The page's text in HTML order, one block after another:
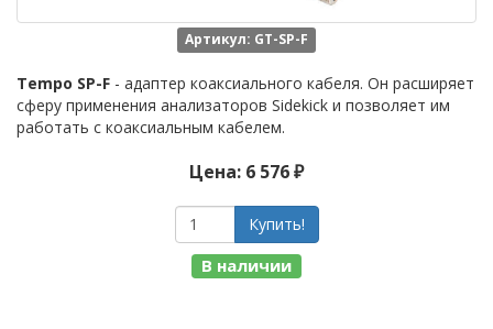
Артикул: GT-SP-F
Tempo SP-F - адаптер коаксиального кабеля. Он расширяет
сферу применения анализаторов Sidekick и позволяет им
работать с коаксиальным кабелем.
Цена: 6 576 ₽
Купить!
В наличии